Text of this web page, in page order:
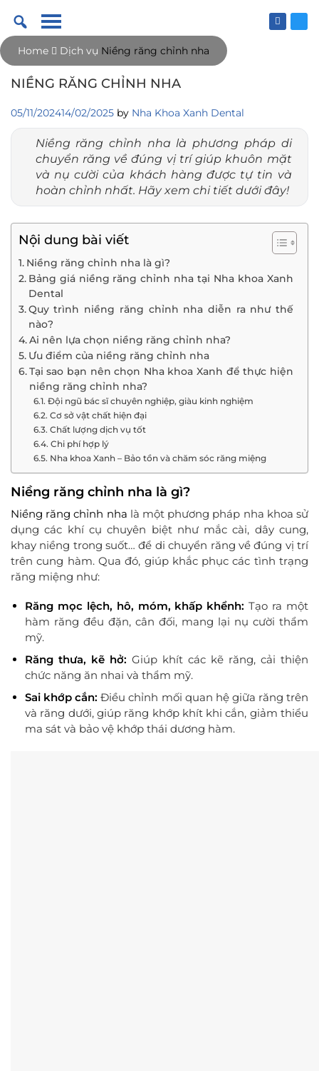
content
Home
Dịch vụ Niềng răng chỉnh nha
NIỀNG RĂNG CHỈNH NHA
05/11/202414/02/2025 by Nha Khoa Xanh Dental
Niềng răng chỉnh nha là phương pháp di
chuyển răng về đúng vị trí giúp khuôn mặt
và nụ cười của khách hàng được tự tin và
hoàn chỉnh nhất. Hãy xem chi tiết dưới đây!
Nội dung bài viết
Niềng răng chỉnh nha là gì?
Bảng giá niềng răng chỉnh nha tại Nha khoa Xanh
Dental
Quy trình niềng răng chỉnh nha diễn ra như thế
nào?
Ai nên lựa chọn niềng răng chỉnh nha?
Ưu điểm của niềng răng chỉnh nha
Tại sao bạn nên chọn Nha khoa Xanh để thực hiện
niềng răng chỉnh nha?
Đội ngũ bác sĩ chuyên nghiệp, giàu kinh nghiệm
Cơ sở vật chất hiện đại
Chất lượng dịch vụ tốt
Chi phí hợp lý
Nha khoa Xanh – Bảo tồn và chăm sóc răng miệng
Niềng răng chỉnh nha là gì?
Niềng răng chỉnh nha là một phương pháp nha khoa sử
dụng các khí cụ chuyên biệt như mắc cài, dây cung,
khay niềng trong suốt… để di chuyển răng về đúng vị trí
trên cung hàm. Qua đó, giúp khắc phục các tình trạng
răng miệng như:
Răng mọc lệch, hô, móm, khấp khểnh: Tạo ra một
hàm răng đều đặn, cân đối, mang lại nụ cười thẩm
mỹ.
Răng thưa, kẽ hở: Giúp khít các kẽ răng, cải thiện
chức năng ăn nhai và thẩm mỹ.
Sai khớp cắn: Điều chỉnh mối quan hệ giữa răng trên
và răng dưới, giúp răng khớp khít khi cắn, giảm thiểu
ma sát và bảo vệ khớp thái dương hàm.